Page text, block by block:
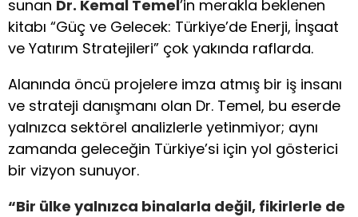
sunan Dr. Kemal Temel’in merakla beklenen
kitabı “Güç ve Gelecek: Türkiye’de Enerji, İnşaat
ve Yatırım Stratejileri” çok yakında raflarda.
Alanında öncü projelere imza atmış bir iş insanı
ve strateji danışmanı olan Dr. Temel, bu eserde
yalnızca sektörel analizlerle yetinmiyor; aynı
zamanda geleceğin Türkiye’si için yol gösterici
bir vizyon sunuyor.
“Bir ülke yalnızca binalarla değil, fikirlerle de